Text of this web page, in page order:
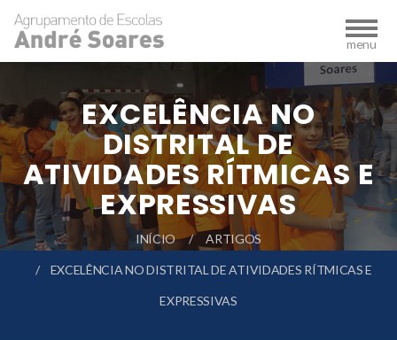
EXCELÊNCIA NO
DISTRITAL DE
ATIVIDADES RÍTMICAS E
EXPRESSIVAS
INÍCIO ARTIGOS
EXCELÊNCIA NO DISTRITAL DE ATIVIDADES RÍTMICAS E
EXPRESSIVAS